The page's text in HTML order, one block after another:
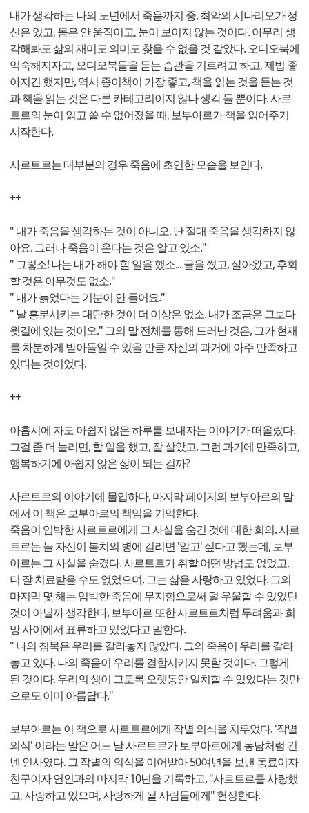
내가 생각하는 나의 노년에서 죽음까지 중, 최악의 시나리오가 정
신은 있고, 몸은 안 움직이고, 눈이 보이지 않는 것이다. 아무리 생
각해봐도 삶의 재미도 의미도 찾을 수 없을 것 같았다. 오디오북에
익숙해지자고, 오디오북들을 듣는 습관을 기르려고 하고, 제법 좋
아지긴 했지만, 역시 종이책이 가장 좋고, 책을 읽는 것을 듣는 것
과 책을 읽는 것은 다른 카테고리이지 않나 생각 들 뿐이다. 사르
트르의 눈이 읽고 쓸 수 없어졌을 때, 보부아르가 책을 읽어주기
시작한다.
사르트르는 대부분의 경우 죽음에 초연한 모습을 보인다.
++
" 내가 죽음을 생각하는 것이 아니오. 난 절대 죽음을 생각하지 않
아요. 그러나 죽음이 온다는 것은 알고 있소."
" 그렇소! 나는 내가 해야 할 일을 했소... 글을 썼고, 살아왔고, 후회
할 것은 아무것도 없소."
" 내가 늙었다는 기분이 안 들어요."
" 날 흥분시키는 대단한 것이 더 이상은 없소. 내가 조금은 그보다
윗길에 있는 것이오." 그의 말 전체를 통해 드러난 것은, 그가 현재
를 차분하게 받아들일 수 있을 만큼 자신의 과거에 아주 만족하고
있다는 것이었다.
++
아홉시에 자도 아쉽지 않은 하루를 보내자는 이야기가 떠올랐다.
그걸 좀 더 늘리면, 할 일을 했고, 잘 살았고, 그런 과거에 만족하고,
행복하기에 아쉽지 않은 삶이 되는 걸까?
사르트르의 이야기에 몰입하다, 마지막 페이지의 보부아르의 말
에서 이 책은 보부아르의 책임을 기억한다.
죽음이 임박한 사르트르에게 그 사실을 숨긴 것에 대한 회의. 사르
트르는 늘 자신이 불치의 병에 걸리면 '알고' 싶다고 했는데, 보부
아르는 그 사실을 숨겼다. 사르트르가 취할 어떤 방법도 없었고,
더 잘 치료받을 수도 없었으며, 그는 삶을 사랑하고 있었다. 그의
마지막 몇 해는 임박한 죽음에 무지함으로써 덜 우울할 수 있었던
것이 아닐까 생각한다. 보부아르 또한 사르트르처럼 두려움과 희
망 사이에서 표류하고 있었다고 말한다.
" 나의 침묵은 우리를 갈라놓지 않았다. 그의 죽음이 우리를 갈라
놓고 있다. 나의 죽음이 우리를 결합시키지 못할 것이다. 그렇게
된 것이다. 우리의 생이 그토록 오랫동안 일치할 수 있었다는 것만
으로도 이미 아름답다."
보부아르는 이 책으로 사르트르에게 작별 의식을 치루었다. '작별
의식' 이라는 말은 어느 날 사르트르가 보부아르에게 농담처럼 건
넨 인사였다. 그 작별의 의식을 이어받아 50여년을 보낸 동료이자
친구이자 연인과의 마지막 10년을 기록하고, "사르트르를 사랑했
고, 사랑하고 있으며, 사랑하게 될 사람들에게" 헌정한다.